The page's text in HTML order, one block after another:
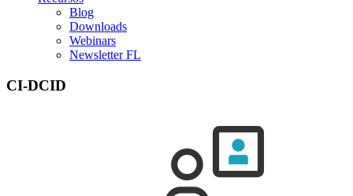
Blog
Downloads
Webinars
Newsletter FL
CI-DCID